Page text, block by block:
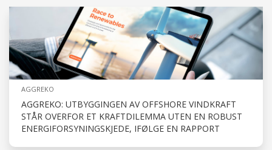
AGGREKO
AGGREKO: UTBYGGINGEN AV OFFSHORE VINDKRAFT
STÅR OVERFOR ET KRAFTDILEMMA UTEN EN ROBUST
ENERGIFORSYNINGSKJEDE, IFØLGE EN RAPPORT